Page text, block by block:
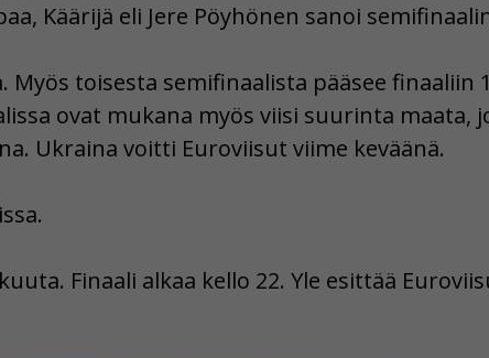
Käärijä eli Jere Pöyhönen sanoi
toisesta semifinaalista pääsee finaaliin
ovat mukana myös viisi suurinta maata,
Ukraina voitti Euroviisut viime keväänä.
Finaali alkaa kello 22. Yle esittää